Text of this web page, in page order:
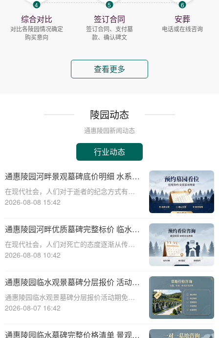
4
综合对比
对比各陵园情况确定
购买意向
5
签订合同
签订合同、支付墓
款、确认碑文
6
安葬
电话或在线咨询
查看更多
陵园动态
通惠陵园新闻动态
行业动态
通惠陵园河畔景观墓碑底价明细 水系养
护费用无需额外支付详解
在现代社会，人们对于逝者的纪念方式有了
更多的选择和需求。通惠陵园作为一家专业
的服务，其中河畔景观墓碑因其独特的自然
景观和宁静的环境而备受青睐。本文将详细
介绍通惠陵
2026-08-08 15:42
通惠陵园河畔优质墓碑完整标价 临水景
观无需额外加价详解
在现代社会，人们对死亡的态度逐渐从传统
的敬畏转向现代的尊重与关怀。随着生活水
品质与个性。通惠陵园作为一家知名的陵园
机构，提供了一系列优质的墓碑产品和服
务，其中河畔
2026-08-08 10:42
通惠陵园临水观景墓碑分层报价 活动期
免费定制碑文图案福利详解
通惠陵园临水观景墓碑分层报价活动期免费
定制碑文图案福利详解☎ 通惠陵园电话:400-
化底蕴和人文关怀的纪念圣地，始终致力于
2026-08-07 16:42
通惠陵园临水墓碑完整价格清单 景观维